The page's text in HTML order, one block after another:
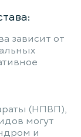
зависит от
(НПВП),
могут
и